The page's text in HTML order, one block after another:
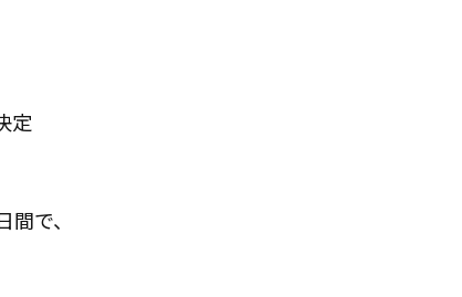
定
で、